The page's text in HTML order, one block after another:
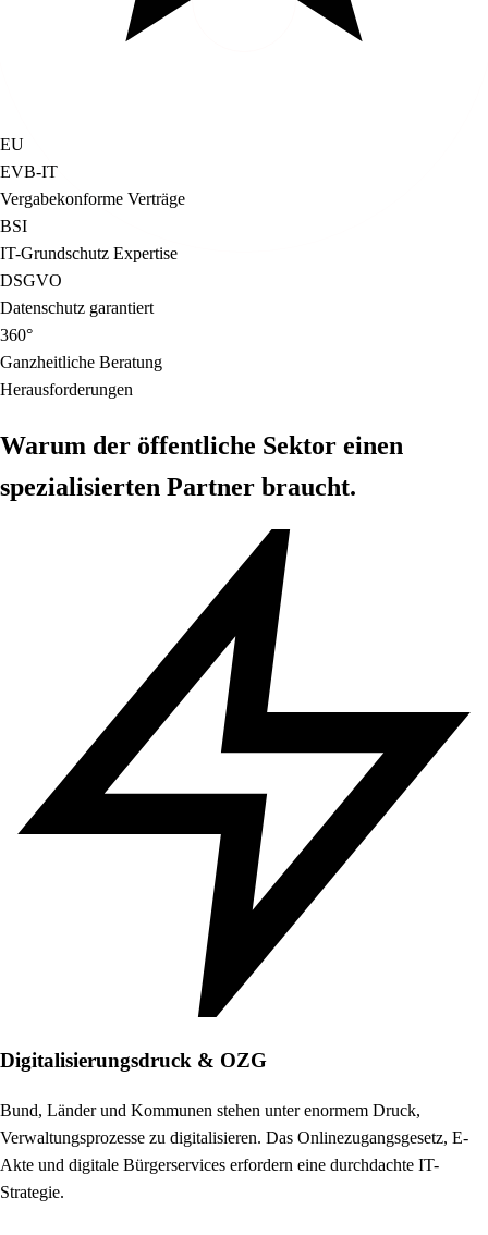
EU
EVB-IT
Vergabekonforme Verträge
BSI
IT-Grundschutz Expertise
DSGVO
Datenschutz garantiert
360°
Ganzheitliche Beratung
Herausforderungen
Warum der öffentliche Sektor einen
spezialisierten Partner braucht.
Digitalisierungsdruck & OZG
Bund, Länder und Kommunen stehen unter enormem Druck,
Verwaltungsprozesse zu digitalisieren. Das Onlinezugangsgesetz, E-
Akte und digitale Bürgerservices erfordern eine durchdachte IT-
Strategie.